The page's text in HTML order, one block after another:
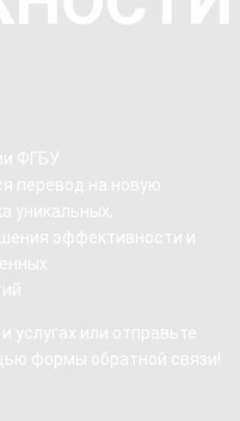
ФГБУ
перевод на новую
уникальных,
эффективности и
услугах или отправьте
формы обратной связи!